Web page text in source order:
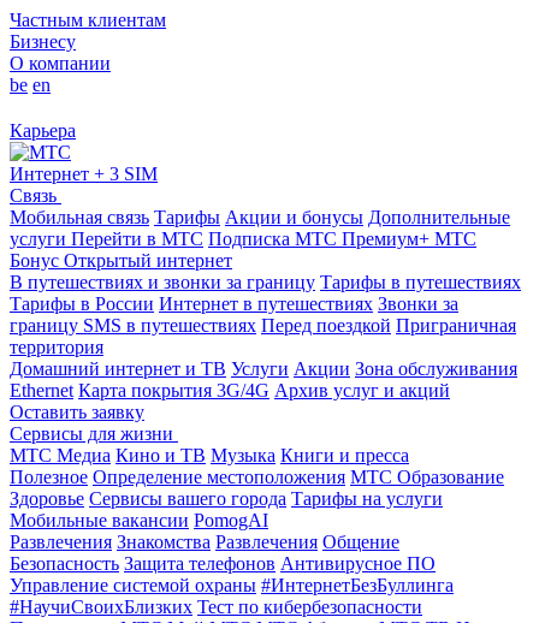
Частным клиентам
Бизнесу
О компании
be en
Карьера
Интернет + 3 SIM
Связь
Мобильная связь Тарифы Акции и бонусы Дополнительные
услуги Перейти в МТС Подписка МТС Премиум+ МТС
Бонус Открытый интернет
В путешествиях и звонки за границу Тарифы в путешествиях
Тарифы в России Интернет в путешествиях Звонки за
границу SMS в путешествиях Перед поездкой Приграничная
территория
Домашний интернет и ТВ Услуги Акции Зона обслуживания
Ethernet Карта покрытия 3G/4G Архив услуг и акций
Оставить заявку
Сервисы для жизни
МТС Медиа Кино и ТВ Музыка Книги и пресса
Полезное Определение местоположения МТС Образование
Здоровье Сервисы вашего города Тарифы на услуги
Мобильные вакансии PomogAI
Развлечения Знакомства Развлечения Общение
Безопасность Защита телефонов Антивирусное ПО
Управление системой охраны #ИнтернетБезБуллинга
#НаучиСвоихБлизких Тест по кибербезопасности